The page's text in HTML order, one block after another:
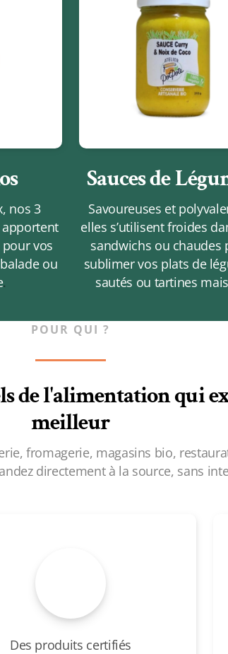
nos 3
vos
ou
.
Sauces de
Savoureuses et
elles s’utilisent froides
sandwichs ou chaudes
sublimer vos plats de
sautés ou tartines
POUR QUI ?
de l'alimentation qui
meilleur
fromagerie, magasins bio,
directement à la source, sans
Des produits certifiés